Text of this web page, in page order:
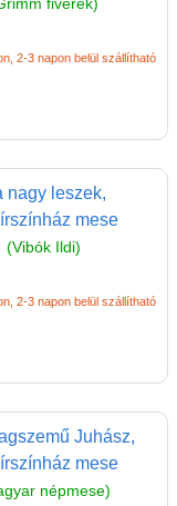
fivérek)
2-3 napon belül szállítható
nagy leszek,
mese
(Vibók Ildi)
2-3 napon belül szállítható
Juhász,
mese
népmese)